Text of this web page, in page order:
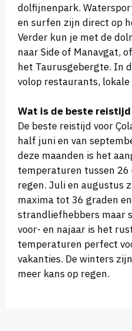
dolfijnenpark.
en surfen zijn direct op
Verder kun je met de
naar Side of Manavgat,
het Taurusgebergte. In
volop restaurants,
Wat is de beste reistijd
De beste reistijd voor
half juni en van
deze maanden is het
temperaturen tussen 26
regen. Juli en augustus
maxima tot 36 graden
strandliefhebbers maar
voor- en najaar is het
temperaturen perfect
vakanties. De winters
meer kans op regen.